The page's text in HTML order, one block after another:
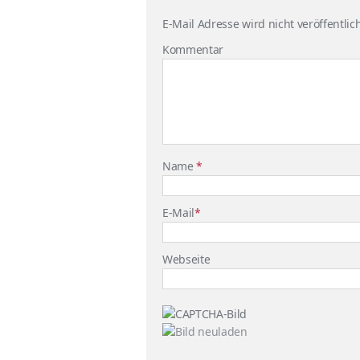
E-Mail Adresse wird nicht
Kommentar
Name*
E-Mail*
Webseite